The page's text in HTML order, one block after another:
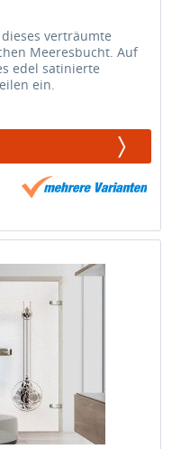
verträumte
Meeresbucht. Auf
edel satinierte
ein.